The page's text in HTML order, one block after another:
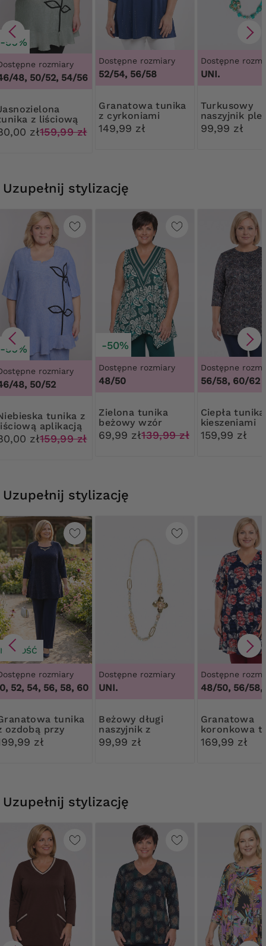
-50%
rozmiary
48, 50/52, 54/56
z liściową
zł159,99 zł
Dostępne rozmiary
52/54, 56/58
Granatowa tunika
z cyrkoniami
149,99 zł
Dostępne
UNI.
Turkusowy
naszyjnik
kwiaty
99,99 zł
Uzupełnij stylizację
-50%
rozmiary
48, 50/52
z
aplikacją
zł159,99 zł
-50%
Dostępne rozmiary
48/50
Zielona tunika
beżowy wzór
69,99 zł139,99 zł
Dostępne
56/58, 60/62
Ciepła tunika z
kieszeniami
pastelowe
159,99 zł
Uzupełnij stylizację
NOWOŚĆ
rozmiary
52, 54, 56, 58, 60, 62, 64 48, 50, 52, 54, 56, 58, 60, 62,
ozdobą przy
zł
Dostępne rozmiary
UNI.
Beżowy długi
naszyjnik z
kwiatem
99,99 zł
Dostępne
48/50, 56/58,
Granatowa
koronkowa
w czerwono-
kwiaty
169,99 zł
Uzupełnij stylizację